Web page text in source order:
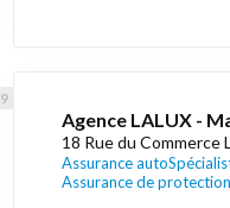
Agence LALUX -
18 Rue du Commerce
Assurance auto
Assurance de